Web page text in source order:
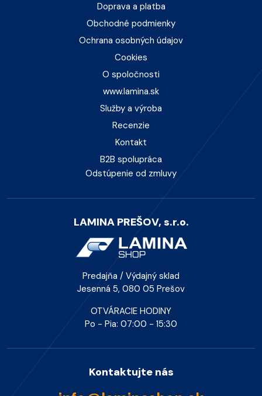
Doprava a platba
Obchodné podmienky
Ochrana osobných údajov
Cookies
O spoločnosti
www.lamina.sk
Služby a výroba
Recenzie
Kontakt
B2B spolupráca
Odstúpenie od zmluvy
LAMINA PREŠOV, s.r.o.
Predajňa / Výdajný sklad
Jesenná 5, 080 05 Prešov
OTVÁRACIE HODINY
Po - Pia: 07:00 - 15:30
Kontaktujte nás